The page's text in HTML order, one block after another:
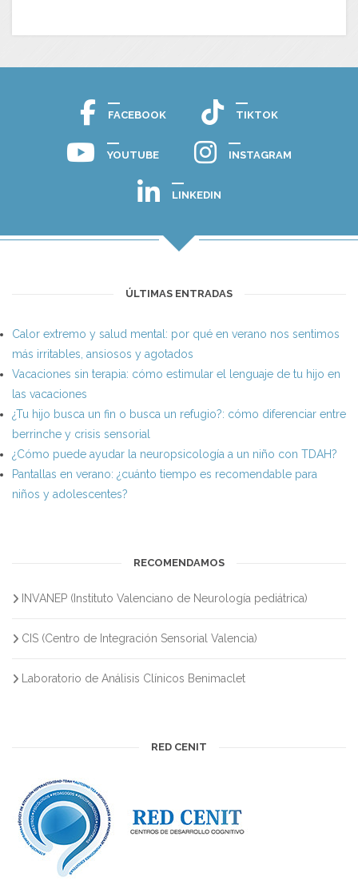
FACEBOOK TIKTOK
YOUTUBE INSTAGRAM
LINKEDIN
ÚLTIMAS ENTRADAS
Calor extremo y salud mental: por qué en verano nos sentimos
más irritables, ansiosos y agotados
Vacaciones sin terapia: cómo estimular el lenguaje de tu hijo en
las vacaciones
¿Tu hijo busca un fin o busca un refugio?: cómo diferenciar entre
berrinche y crisis sensorial
¿Cómo puede ayudar la neuropsicología a un niño con TDAH?
Pantallas en verano: ¿cuánto tiempo es recomendable para
niños y adolescentes?
RECOMENDAMOS
INVANEP (Instituto Valenciano de Neurología pediátrica)
CIS (Centro de Integración Sensorial Valencia)
Laboratorio de Análisis Clínicos Benimaclet
RED CENIT